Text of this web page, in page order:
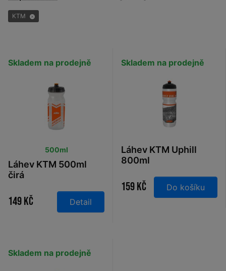
KTM
Skladem na prodejně
500ml
Láhev KTM 500ml
čirá
149 Kč Detail
Skladem na prodejně
Láhev KTM Uphill
800ml
159 Kč Do košíku
Skladem na prodejně